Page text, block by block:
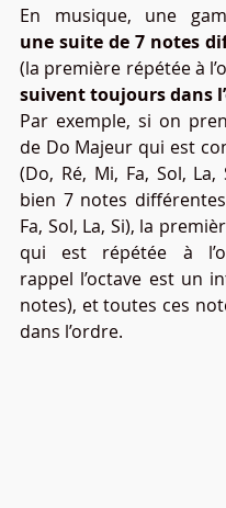
une suite de 7 notes
(la première répétée à
suivent toujours dans
Par exemple, si on
de Do Majeur qui est
(Do, Ré, Mi, Fa, Sol,
bien 7 notes
Fa, Sol, La, Si), la
qui est répétée à
rappel l’octave est un
notes), et toutes ces
dans l’ordre.